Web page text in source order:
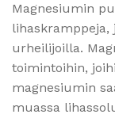
Magnesiumin
lihaskramppeja,
urheilijoilla.
toimintoihin,
magnesiumin
muassa